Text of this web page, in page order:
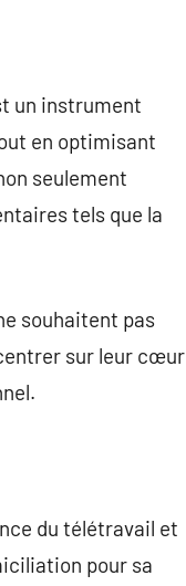
un instrument
en optimisant
seulement
tels que la
souhaitent pas
sur leur cœur
du télétravail et
pour sa